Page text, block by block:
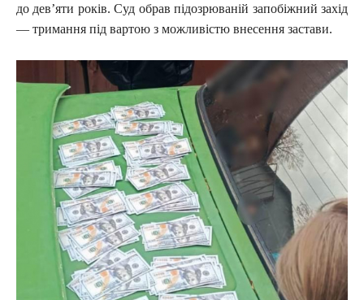
до дев’яти років. Суд обрав підозрюваній запобіжний захід
— тримання під вартою з можливістю внесення застави.